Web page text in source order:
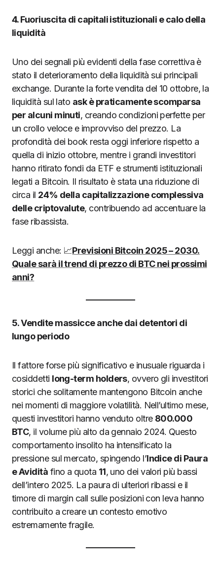
4. Fuoriuscita di capitali istituzionali e calo della
liquidità
Uno dei segnali più evidenti della fase correttiva è
stato il deterioramento della liquidità sui principali
exchange. Durante la forte vendita del 10 ottobre, la
liquidità sul lato ask è praticamente scomparsa
per alcuni minuti, creando condizioni perfette per
un crollo veloce e improvviso del prezzo. La
profondità dei book resta oggi inferiore rispetto a
quella di inizio ottobre, mentre i grandi investitori
hanno ritirato fondi da ETF e strumenti istituzionali
legati a Bitcoin. Il risultato è stata una riduzione di
circa il 24% della capitalizzazione complessiva
delle criptovalute, contribuendo ad accentuare la
fase ribassista.
Leggi anche: 📈Previsioni Bitcoin 2025 – 2030.
Quale sarà il trend di prezzo di BTC nei prossimi
anni?
5. Vendite massicce anche dai detentori di
lungo periodo
Il fattore forse più significativo e inusuale riguarda i
cosiddetti long-term holders, ovvero gli investitori
storici che solitamente mantengono Bitcoin anche
nei momenti di maggiore volatilità. Nell’ultimo mese,
questi investitori hanno venduto oltre 800.000
BTC, il volume più alto da gennaio 2024. Questo
comportamento insolito ha intensificato la
pressione sul mercato, spingendo l’Indice di Paura
e Avidità fino a quota 11, uno dei valori più bassi
dell’intero 2025. La paura di ulteriori ribassi e il
timore di margin call sulle posizioni con leva hanno
contribuito a creare un contesto emotivo
estremamente fragile.